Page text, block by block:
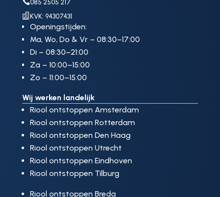
085 2505 217
 KVK: 94307431
Openingstijden:
Ma, Wo, Do & Vr – 08:30–17:00
Di – 08:30–21:00
Za – 10:00–15:00
Zo – 11:00–15:00
Wij werken landelijk
Riool ontstoppen Amsterdam
Riool ontstoppen Rotterdam
Riool ontstoppen Den Haag
Riool ontstoppen Utrecht
Riool ontstoppen Eindhoven
Riool ontstoppen Tilburg
Riool ontstoppen Breda